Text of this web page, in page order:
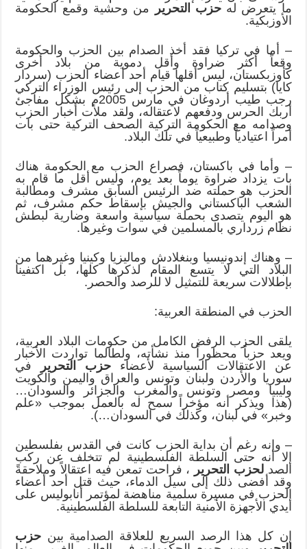
ما يتعرض لهحزب التحرير
من وحشية وقمع الحكومة
الأوزبكية.
– أما في تركيا فقد أخذ الصدام بين الحزب والحكومة
وقعاً أكثر ضراوة وأقل دموية من بلاد أخرى
كأوزبكستان، ليس أقلها قيام أحد أعضاء الحزب (سردار
كايا) بتسليم كتاب من الحزب إلى رئيس الوزراء التركي
رجب طيب أردوغان في مارس 2005م بشكل مفاجئ
أربك الحرس ودفعهم لاعتقاله، ولقد ملأت أخبار الحزب
وصدامه مع الحكومة التركية الصحف التركية حتى بات
أمراً اعتيادياً وطبيعياً في تلك البلاد.
– وأما في باكستان، فصراع الحزب مع الحكومة هناك
بات يزداد ضراوة يوماً بعد يوم، وليس أقل ما قام به
الحزب هو حملته ضد الرئيس السابق مشرف ومطالبة
الشعب الباكستاني والجيش بإسقاط حكم مشرف، ثم
هو اليوم يتصدى بحملة سياسية واسعة وضارية لبطش
نظام زرداري بالمسلمين في سوات وغيرها.
– وهناك إندونيسيا وبنغلادش وماليزيا وكينيا وغيرهما من
البلاد التي لا يتسع المقام لذكرها كلها، بل اكتفينا
بإطلالات سريعة للتمثيل لا للرصد والحصر.
الحزب في المنطقة العربية:
يلقى الحزب الرفض الكامل من حكومات البلاد العربية،
ويعد حزباً محظوراً منذ نشأته، ولطالما تواردت الأخبار
عن الاعتقالات السياسية لأعضاءحزب التحرير
في
سوريا والأردن ولبنان وتونس والعراق واليمن والكويت
وليبيا ومصر وتونس والمغرب والجزائر والسودان…
(هذا ويذكر أنه مؤخراً سمح له بالعمل بموجب «علم
وخبر» في لبنان، وكذلك في السودان…).
– وإنه رغم أن بداية الحزب كانت في القدس بفلسطين
إلا أنه حتى السلطة الفلسطينية لم تتخلف عن ركب
الصدلحزب التحرير ، فراحت تمعن فيه اعتقالاً وملاحقةً
وقد أفضى ذلك إلى سيل الدماء، حيث قتل أحد أعضاء
الحزب في مسيرة سلمية مناهضة لمؤتمر أنابوليس على
أيدي الأجهزة الأمنية التابعة للسلطة الفلسطينية.
إن كل هذا الرصد السريع للعلاقة الصدامية بين حزب